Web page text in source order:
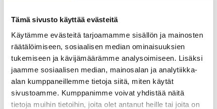
Tämä sivusto käyttää evästeitä
Käytämme evästeitä tarjoamamme sisällön ja mainosten
räätälöimiseen, sosiaalisen median ominaisuuksien
tukemiseen ja kävijämäärämme analysoimiseen. Lisäksi
jaamme sosiaalisen median, mainosalan ja analytiikka-
alan kumppaneillemme tietoja siitä, miten käytät
sivustoamme. Kumppanimme voivat yhdistää näitä
tietoja muihin tietoihin, joita olet antanut heille tai joita on
sopimusneuvottelut,TES,ylemmättoimihenkilöt,
Lue lisää aiheesta